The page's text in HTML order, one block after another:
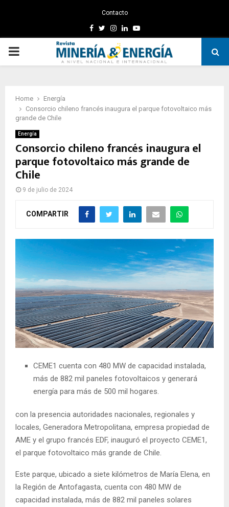
Contacto
Facebook
TwitterInstagram
LinkedinYoutube
PRIMARY
Home
Energía
Consorcio chileno francés inaugura el parque fotovoltaico más
grande de Chile
Energía
Consorcio chileno francés inaugura el
parque fotovoltaico más grande de
Chile
9 de julio de 2024
COMPARTIR
CEME1 cuenta con 480 MW de capacidad instalada,
más de 882 mil paneles fotovoltaicos y generará
energía para más de 500 mil hogares.
con la presencia autoridades nacionales, regionales y
locales, Generadora Metropolitana, empresa propiedad de
AME y el grupo francés EDF, inauguró el proyecto CEME1,
el parque fotovoltaico más grande de Chile.
Este parque, ubicado a siete kilómetros de María Elena, en
la Región de Antofagasta, cuenta con 480 MW de
capacidad instalada, más de 882 mil paneles solares